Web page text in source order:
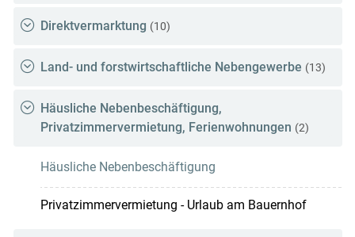
Direktvermarktung (10)
Land- und forstwirtschaftliche Nebengewerbe (13)
Häusliche Nebenbeschäftigung,
Privatzimmervermietung, Ferienwohnungen (2)
Häusliche Nebenbeschäftigung
Privatzimmervermietung - Urlaub am Bauernhof